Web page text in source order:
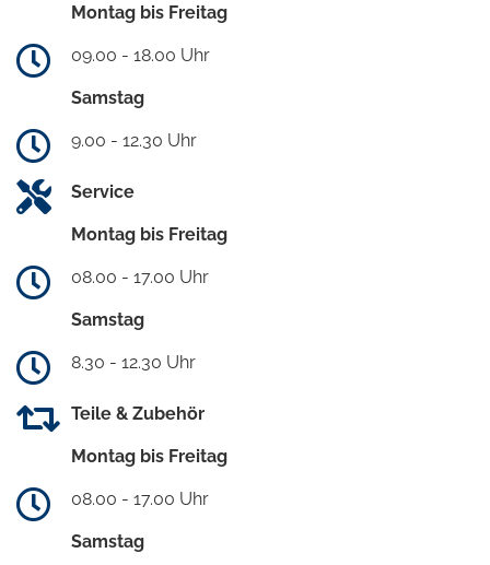
Montag bis Freitag
09.00 - 18.00 Uhr
Samstag
9.00 - 12.30 Uhr
Service
Montag bis Freitag
08.00 - 17.00 Uhr
Samstag
8.30 - 12.30 Uhr
Teile & Zubehör
Montag bis Freitag
08.00 - 17.00 Uhr
Samstag